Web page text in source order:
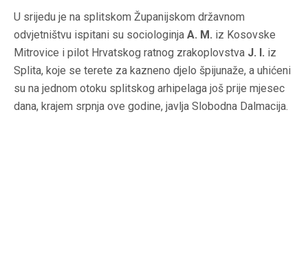
U srijedu je na splitskom Županijskom državnom
odvjetništvu ispitani su sociologinja A. M. iz Kosovske
Mitrovice i pilot Hrvatskog ratnog zrakoplovstva J. I. iz
Splita, koje se terete za kazneno djelo špijunaže, a uhićeni
su na jednom otoku splitskog arhipelaga još prije mjesec
dana, krajem srpnja ove godine, javlja Slobodna Dalmacija.